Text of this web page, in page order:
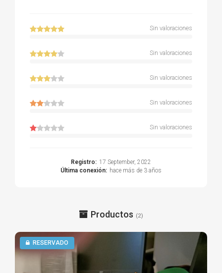
Sin valoraciones
Sin valoraciones
Sin valoraciones
Sin valoraciones
Sin valoraciones
Registro: 17 September, 2022
Última conexión: hace más de 3 años
Productos (2)
RESERVADO